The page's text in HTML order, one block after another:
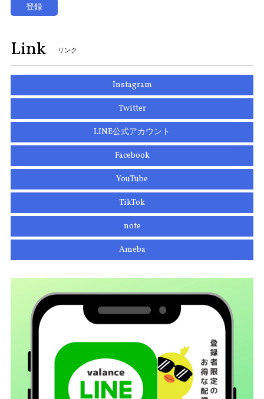
登録
Link リンク
Instagram
Twitter
LINE公式アカウント
Facebook
YouTube
TikTok
note
Ameba